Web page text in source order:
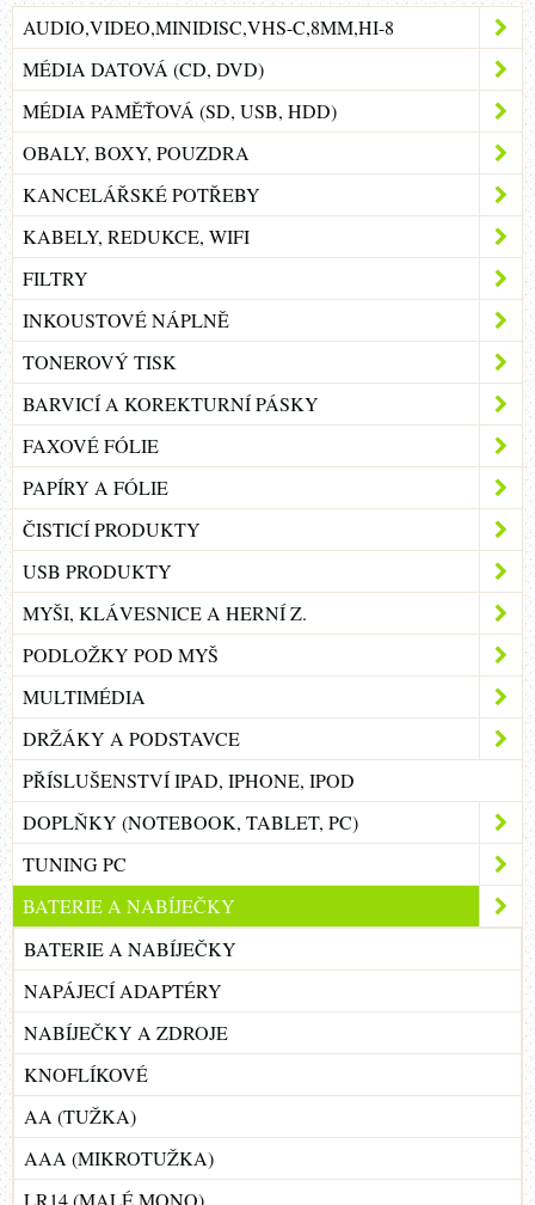
AUDIO,VIDEO,MINIDISC,VHS-C,8MM,HI-8
MÉDIA DATOVÁ (CD, DVD)
MÉDIA PAMĚŤOVÁ (SD, USB, HDD)
OBALY, BOXY, POUZDRA
KANCELÁŘSKÉ POTŘEBY
KABELY, REDUKCE, WIFI
FILTRY
INKOUSTOVÉ NÁPLNĚ
TONEROVÝ TISK
BARVICÍ A KOREKTURNÍ PÁSKY
FAXOVÉ FÓLIE
PAPÍRY A FÓLIE
ČISTICÍ PRODUKTY
USB PRODUKTY
MYŠI, KLÁVESNICE A HERNÍ Z.
PODLOŽKY POD MYŠ
MULTIMÉDIA
DRŽÁKY A PODSTAVCE
PŘÍSLUŠENSTVÍ IPAD, IPHONE, IPOD
DOPLŇKY (NOTEBOOK, TABLET, PC)
TUNING PC
BATERIE A NABÍJEČKY
BATERIE A NABÍJEČKY
NAPÁJECÍ ADAPTÉRY
NABÍJEČKY A ZDROJE
KNOFLÍKOVÉ
AA (TUŽKA)
AAA (MIKROTUŽKA)